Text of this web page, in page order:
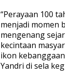
“Perayaan 100
menjadi momen
mengenang
kecintaan
ikon
Yandri di sela